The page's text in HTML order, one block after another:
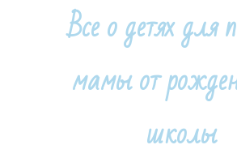
Все о детях для
мамы от
школы